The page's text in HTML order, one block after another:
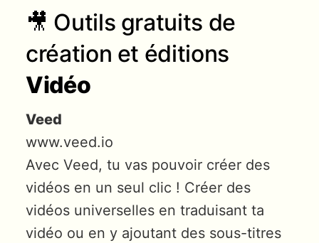
🎥 Outils gratuits de
création et éditions
Vidéo
Veed
www.veed.io
Avec Veed, tu vas pouvoir créer des
vidéos en un seul clic ! Créer des
vidéos universelles en traduisant ta
vidéo ou en y ajoutant des sous-titres